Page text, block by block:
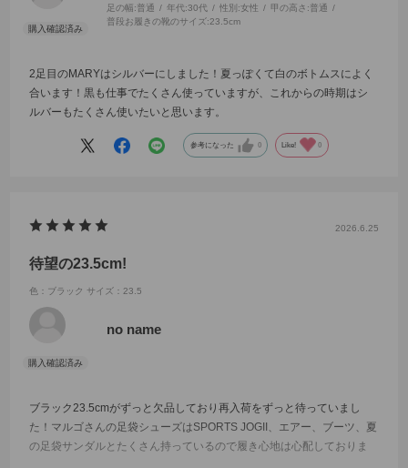
足の幅:普通 年代:30代 性別:女性 甲の高さ:普通
普段お履きの靴のサイズ:23.5cm
2足目のMARYはシルバーにしました！夏っぽくて白のボトムスによく
合います！黒も仕事でたくさん使っていますが、これからの時期はシ
ルバーもたくさん使いたいと思います。
参考になった 0 Like! 0
2026.6.25
待望の23.5cm!
色：ブラック サイズ：23.5
no name
ブラック23.5cmがずっと欠品しており再入荷をずっと待っていまし
た！マルゴさんの足袋シューズはSPORTS JOGII、エアー、ブーツ、夏
の足袋サンダルとたくさん持っているので履き心地は心配しておりま